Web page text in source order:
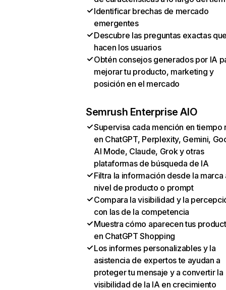
Identificar brechas de mercado
emergentes
Descubre las preguntas exactas
hacen los usuarios
Obtén consejos generados por IA
mejorar tu producto, marketing y
posición en el mercado
Semrush Enterprise AIO
Supervisa cada mención en tiempo
en ChatGPT, Perplexity, Gemini,
AI Mode, Claude, Grok y otras
plataformas de búsqueda de IA
Filtra la información desde la marca
nivel de producto o prompt
Compara la visibilidad y la
con las de la competencia
Muestra cómo aparecen tus
en ChatGPT Shopping
Los informes personalizables y la
asistencia de expertos te ayudan a
proteger tu mensaje y a convertir la
visibilidad de la IA en crecimiento